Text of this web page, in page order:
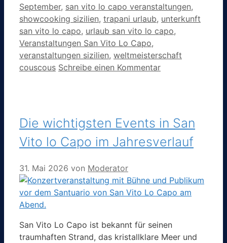
September, san vito lo capo veranstaltungen,
showcooking sizilien, trapani urlaub, unterkunft
san vito lo capo, urlaub san vito lo capo,
Veranstaltungen San Vito Lo Capo,
veranstaltungen sizilien, weltmeisterschaft
couscous Schreibe einen Kommentar
Die wichtigsten Events in San
Vito lo Capo im Jahresverlauf
31. Mai 2026 von Moderator
San Vito Lo Capo ist bekannt für seinen
traumhaften Strand, das kristallklare Meer und